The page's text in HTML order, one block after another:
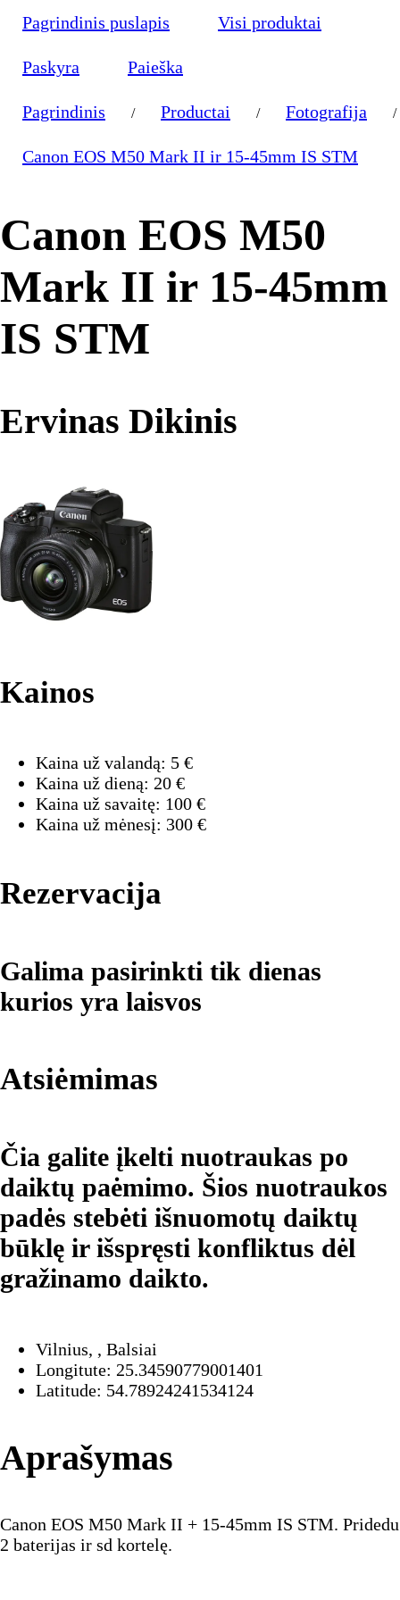
Pagrindinis puslapis Visi produktai
Paskyra Paieška
Pagrindinis / Productai / Fotografija /
Canon EOS M50 Mark II ir 15-45mm IS STM
Canon EOS M50
Mark II ir 15-45mm
IS STM
Ervinas Dikinis
Kainos
Kaina už valandą: 5 €
Kaina už dieną: 20 €
Kaina už savaitę: 100 €
Kaina už mėnesį: 300 €
Rezervacija
Galima pasirinkti tik dienas
kurios yra laisvos
Atsiėmimas
Čia galite įkelti nuotraukas po
daiktų paėmimo. Šios nuotraukos
padės stebėti išnuomotų daiktų
būklę ir išspręsti konfliktus dėl
gražinamo daikto.
Vilnius, , Balsiai
Longitute: 25.34590779001401
Latitude: 54.78924241534124
Aprašymas
Canon EOS M50 Mark II + 15-45mm IS STM. Pridedu
2 baterijas ir sd kortelę.